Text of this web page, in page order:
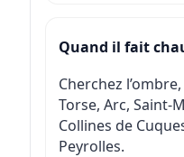
Quand il fait
Cherchez l’ombre,
Torse, Arc, Saint-
Collines de
Peyrolles.